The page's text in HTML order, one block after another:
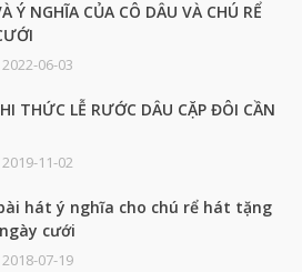
Ý NGHĨA CỦA CÔ DÂU VÀ CHÚ RỂ
2022-06-03
THỨC LỄ RƯỚC DÂU CẶP ĐÔI CẦN
2019-11-02
hát ý nghĩa cho chú rể hát tặng
cưới
2018-07-19